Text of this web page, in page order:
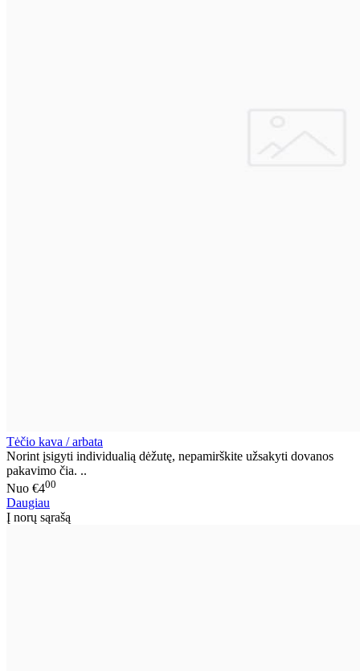
Tėčio kava / arbata
Norint įsigyti individualią dėžutę, nepamirškite užsakyti dovanos
pakavimo čia. ..
Nuo €400
Daugiau
Į norų sąrašą